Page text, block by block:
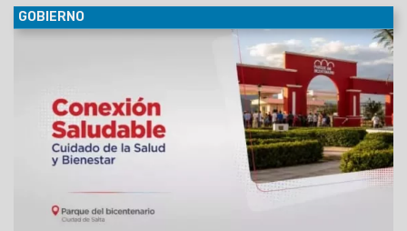
GOBIERNO
La propuesta “Conexión Saludable”, impulsada
por Salud Pública y la Unidad de Parques Urbanos, ofrecerá
actividades gratuitas orientadas a la promoción de hábitos
saludables y la prevención de factores de riesgo en el
Parque del Bicentenario.